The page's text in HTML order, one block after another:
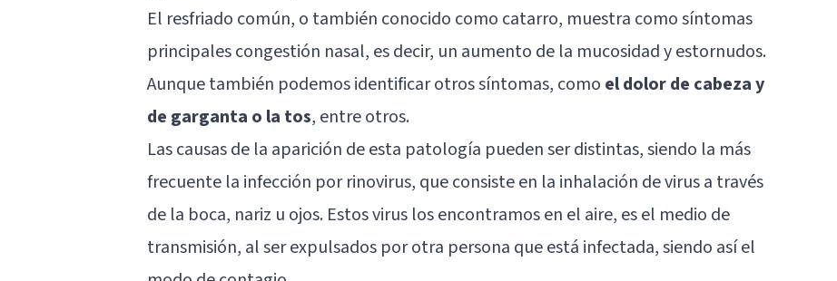
El resfriado común, o también conocido como catarro, muestra como síntomas
principales congestión nasal, es decir, un aumento de la mucosidad y estornudos.
Aunque también podemos identificar otros síntomas, como el dolor de cabeza y
de garganta o la tos, entre otros.
Las causas de la aparición de esta patología pueden ser distintas, siendo la más
frecuente la infección por rinovirus, que consiste en la inhalación de virus a través
de la boca, nariz u ojos. Estos virus los encontramos en el aire, es el medio de
transmisión, al ser expulsados por otra persona que está infectada, siendo así el